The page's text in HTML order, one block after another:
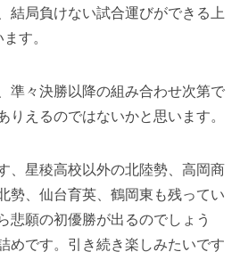
結局負けない試合運びができる上
す。
準々決勝以降の組み合わせ次第で
りえるのではないかと思います。
、星稜高校以外の北陸勢、高岡商
勢、仙台育英、鶴岡東も残ってい
悲願の初優勝が出るのでしょう
めです。引き続き楽しみたいです